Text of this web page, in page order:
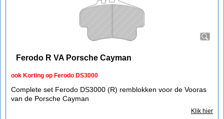
Ferodo R VA Porsche Cayman
ook Korting op Ferodo DS3000
Complete set Ferodo DS3000 (R) remblokken voor de Vooras
van de Porsche Cayman
Klik hier